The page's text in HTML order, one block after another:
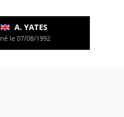
A. YATES
né le 07/08/1992